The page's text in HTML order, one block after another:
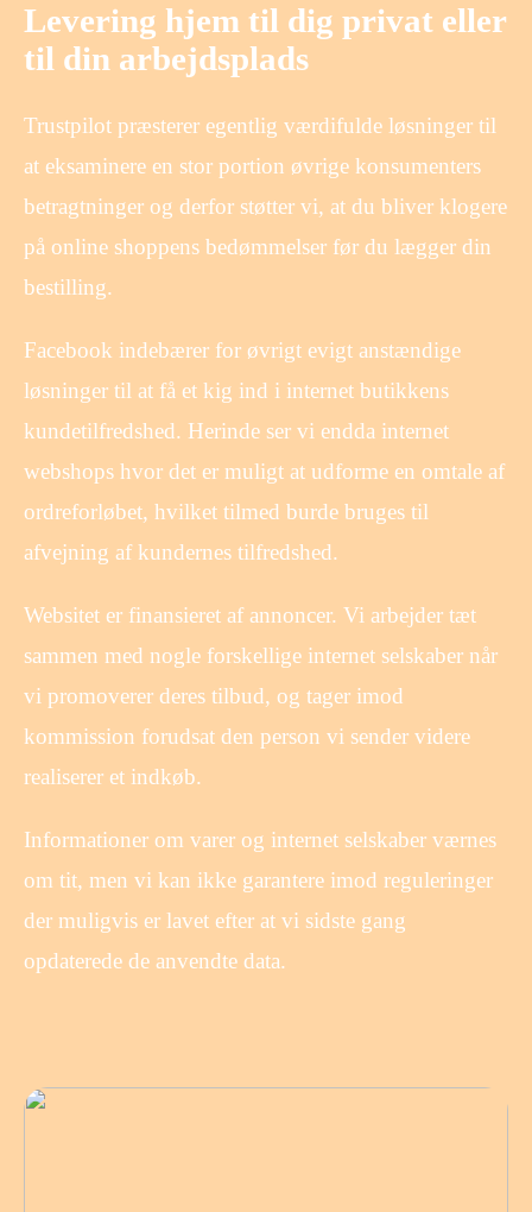
Levering hjem til dig privat eller
til din arbejdsplads
Trustpilot præsterer egentlig værdifulde løsninger til
at eksaminere en stor portion øvrige konsumenters
betragtninger og derfor støtter vi, at du bliver klogere
på online shoppens bedømmelser før du lægger din
bestilling.
Facebook indebærer for øvrigt evigt anstændige
løsninger til at få et kig ind i internet butikkens
kundetilfredshed. Herinde ser vi endda internet
webshops hvor det er muligt at udforme en omtale af
ordreforløbet, hvilket tilmed burde bruges til
afvejning af kundernes tilfredshed.
Websitet er finansieret af annoncer. Vi arbejder tæt
sammen med nogle forskellige internet selskaber når
vi promoverer deres tilbud, og tager imod
kommission forudsat den person vi sender videre
realiserer et indkøb.
Informationer om varer og internet selskaber værnes
om tit, men vi kan ikke garantere imod reguleringer
der muligvis er lavet efter at vi sidste gang
opdaterede de anvendte data.